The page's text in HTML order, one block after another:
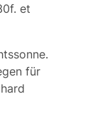
et
für